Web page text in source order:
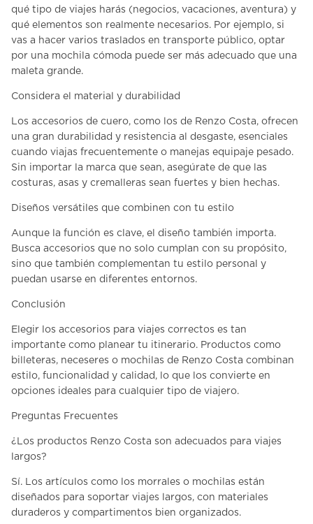
qué tipo de viajes harás (negocios, vacaciones, aventura) y
qué elementos son realmente necesarios. Por ejemplo, si
vas a hacer varios traslados en transporte público, optar
por una mochila cómoda puede ser más adecuado que una
maleta grande.
Considera el material y durabilidad
Los accesorios de cuero, como los de Renzo Costa, ofrecen
una gran durabilidad y resistencia al desgaste, esenciales
cuando viajas frecuentemente o manejas equipaje pesado.
Sin importar la marca que sean, asegúrate de que las
costuras, asas y cremalleras sean fuertes y bien hechas.
Diseños versátiles que combinen con tu estilo
Aunque la función es clave, el diseño también importa.
Busca accesorios que no solo cumplan con su propósito,
sino que también complementan tu estilo personal y
puedan usarse en diferentes entornos.
Conclusión
Elegir los accesorios para viajes correctos es tan
importante como planear tu itinerario. Productos como
billeteras, neceseres o mochilas de Renzo Costa combinan
estilo, funcionalidad y calidad, lo que los convierte en
opciones ideales para cualquier tipo de viajero.
Preguntas Frecuentes
¿Los productos Renzo Costa son adecuados para viajes
largos?
Sí. Los artículos como los morrales o mochilas están
diseñados para soportar viajes largos, con materiales
duraderos y compartimentos bien organizados.